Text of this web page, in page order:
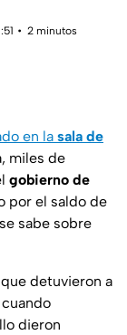
2 minutos
en la sala de
miles de
gobierno de
por el saldo de
sabe sobre
detuvieron a
dieron